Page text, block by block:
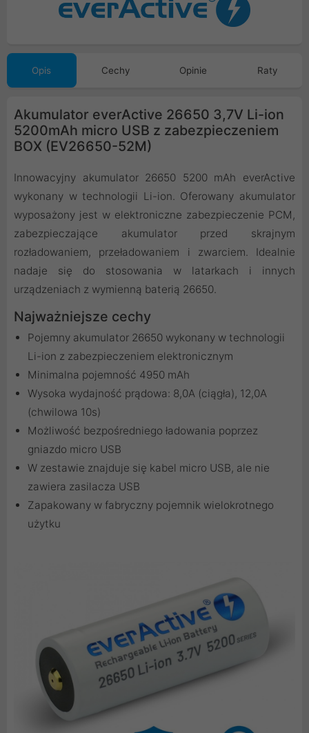
Opis Cechy Opinie Raty
Akumulator everActive 26650 3,7V Li-ion
5200mAh micro USB z zabezpieczeniem
BOX (EV26650-52M)
Innowacyjny akumulator 26650 5200 mAh everActive
wykonany w technologii Li-ion. Oferowany akumulator
wyposażony jest w elektroniczne zabezpieczenie PCM,
zabezpieczające akumulator przed skrajnym
rozładowaniem, przeładowaniem i zwarciem. Idealnie
nadaje się do stosowania w latarkach i innych
urządzeniach z wymienną baterią 26650.
Najważniejsze cechy
Pojemny akumulator 26650 wykonany w technologii
Li-ion z zabezpieczeniem elektronicznym
Minimalna pojemność 4950 mAh
Wysoka wydajność prądowa: 8,0A (ciągła), 12,0A
(chwilowa 10s)
Możliwość bezpośredniego ładowania poprzez
gniazdo micro USB
W zestawie znajduje się kabel micro USB, ale nie
zawiera zasilacza USB
Zapakowany w fabryczny pojemnik wielokrotnego
użytku